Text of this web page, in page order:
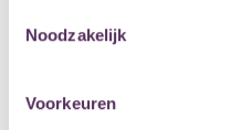
Noodzakelijk
Voorkeuren
van ukelele tot viool, en
docenten staan klaar om